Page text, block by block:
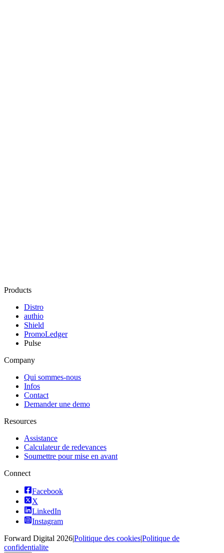
Products
Distro
authio
Shield
PromoLedger
Pulse
Company
Qui sommes-nous
Infos
Contact
Demander une demo
Resources
Assistance
Calculateur de redevances
Soumettre pour mise en avant
Connect
Facebook
X
LinkedIn
Instagram
Forward Digital 2026|Politique des cookies|Politique de
confidentialite